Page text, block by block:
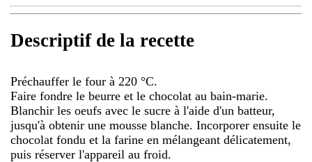
Descriptif de la recette
Préchauffer le four à 220 °C.
Faire fondre le beurre et le chocolat au bain-marie.
Blanchir les oeufs avec le sucre à l'aide d'un batteur,
jusqu'à obtenir une mousse blanche. Incorporer ensuite le
chocolat fondu et la farine en mélangeant délicatement,
puis réserver l'appareil au froid.